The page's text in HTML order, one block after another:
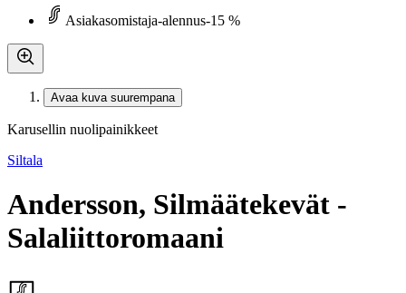
Asiakasomistaja-alennus-15 %
Avaa kuva suurempana
Karusellin nuolipainikkeet
Siltala
Andersson, Silmäätekevät -
Salaliittoromaani